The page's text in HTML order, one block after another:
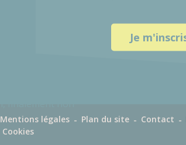
Mentions légales Plan du site Contact
Cookies